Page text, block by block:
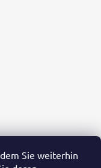
Sie weiterhin